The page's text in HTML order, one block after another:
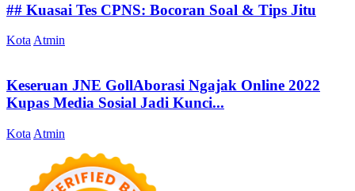
## Kuasai Tes CPNS: Bocoran Soal & Tips Jitu
Kota Atmin
Keseruan JNE GollAborasi Ngajak Online 2022
Kupas Media Sosial Jadi Kunci...
Kota Atmin